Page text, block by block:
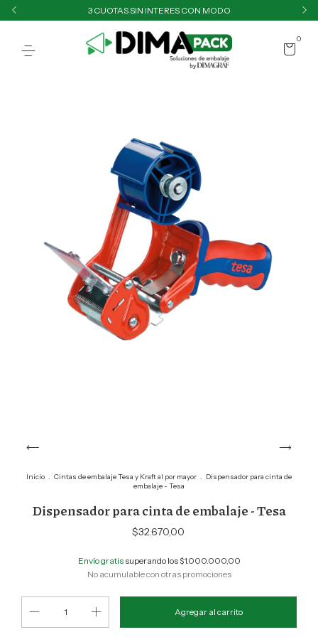
3 CUOTAS SIN INTERES CON MODO
0
Inicio . Cintas de embalaje Tesa y Kraft al por mayor . Dispensador para cinta de
embalaje - Tesa
Dispensador para cinta de embalaje - Tesa
$32.670,00
Envío gratis superando los$1.000.000,00
No acumulable con otras promociones